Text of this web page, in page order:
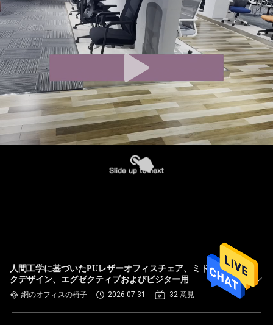
人間工学に基づいたPUレザーオフィスチェア、ミドルバッ
クデザイン、エグゼクティブおよびビジター用
網のオフィスの椅子 2026-07-31 32 意見